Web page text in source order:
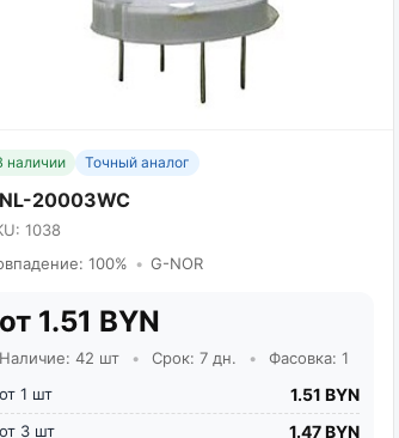
наличии Точный аналог
20003WC
1038
100% • G-NOR
от 1.51 BYN
Наличие: 42 шт • Срок: 7 дн. •
Фасовка: 1
от 1 шт
1.51 BYN
от 3 шт 1.47 BYN